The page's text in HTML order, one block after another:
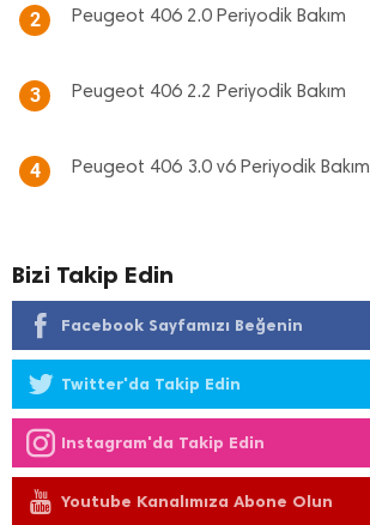
2 Peugeot 406 2.0 Periyodik Bakım
3 Peugeot 406 2.2 Periyodik Bakım
4 Peugeot 406 3.0 v6 Periyodik Bakım
Bizi Takip Edin
Facebook Sayfamızı Beğenin
Twitter'da Takip Edin
Instagram'da Takip Edin
Youtube Kanalımıza Abone Olun